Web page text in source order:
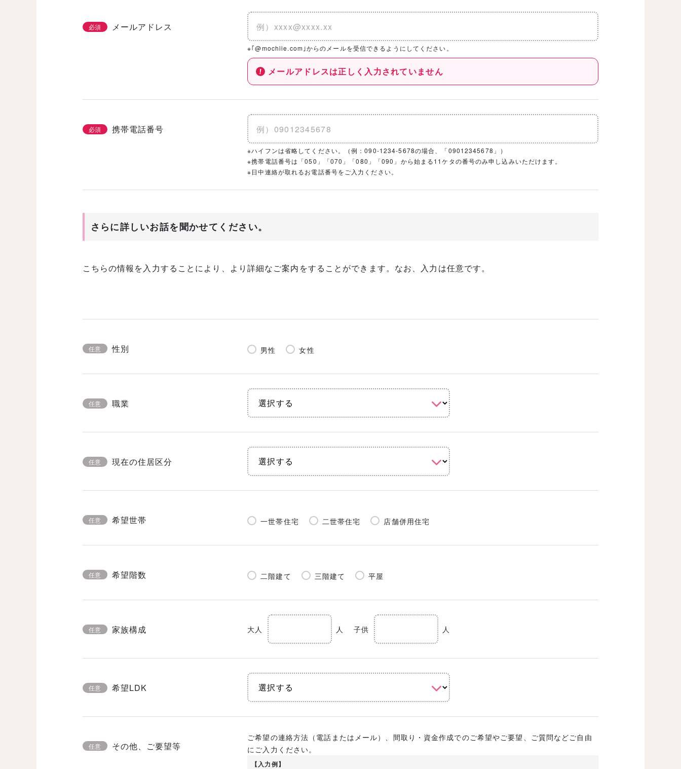
必須 メールアドレス
※｢@mochiie.com｣からのメールを受信できるようにしてください。
メールアドレスは正しく入力されていません
必須 携帯電話番号
※ハイフンは省略してください。（例：090-1234-5678の場合、「09012345678」）
※携帯電話番号は「050」「070」「080」「090」から始まる11ケタの番号のみ申し込みいただけます。
※日中連絡が取れるお電話番号をご入力ください。
さらに詳しいお話を聞かせてください。
こちらの情報を入力することにより、より詳細なご案内をすることができます。なお、入力は任意です。
任意 性別 男性 女性
任意 職業
任意 現在の住居区分
任意 希望世帯 一世帯住宅 二世帯住宅 店舗併用住宅
任意 希望階数 二階建て 三階建て 平屋
任意 家族構成 大人 人 子供 人
任意 希望LDK
任意 その他、ご要望等
ご希望の連絡方法（電話またはメール）、間取り・資金作成でのご希望やご要望、ご質問などご自由
にご入力ください。
【入力例】